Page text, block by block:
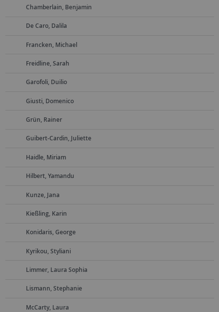
Chamberlain, Benjamin
De Caro, Dalila
Francken, Michael
Freidline, Sarah
Garofoli, Duilio
Giusti, Domenico
Grün, Rainer
Guibert-Cardin, Juliette
Haidle, Miriam
Hilbert, Yamandu
Kunze, Jana
Kießling, Karin
Konidaris, George
Kyrikou, Styliani
Limmer, Laura Sophia
Lismann, Stephanie
McCarty, Laura